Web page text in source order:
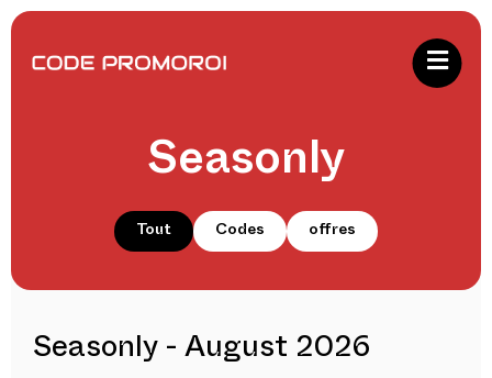
Seasonly
Tout Codes offres
Seasonly - August 2026